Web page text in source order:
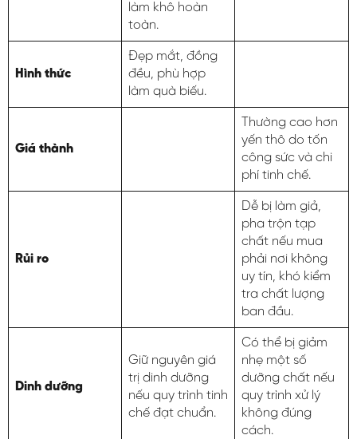
làm khô hoàn
toàn.
Hình thức
Đẹp mắt, đồng
đều, phù hợp
làm quà biếu.
Giá thành
Thường cao hơn
yến thô do tốn
công sức và chi
phí tinh chế.
Rủi ro
Dễ bị làm giả,
pha trộn tạp
chất nếu mua
phải nơi không
uy tín, khó kiểm
tra chất lượng
ban đầu.
Dinh dưỡng
Giữ nguyên giá
trị dinh dưỡng
nếu quy trình tinh
chế đạt chuẩn.
Có thể bị giảm
nhẹ một số
dưỡng chất nếu
quy trình xử lý
không đúng
cách.